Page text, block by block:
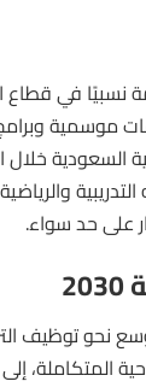
نسبيًا في قطاع
وبرامج
خلال
على حد سواء.
نحو توظيف
المتكاملة،